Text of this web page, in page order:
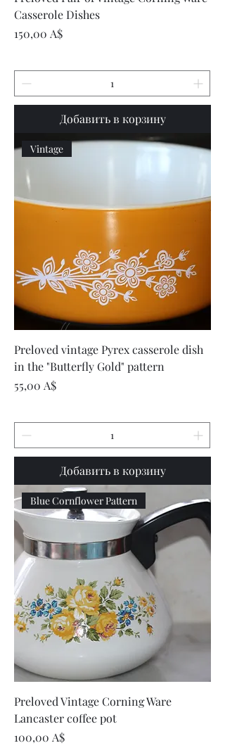
Casserole Dishes
Цена
150,00 A$
Добавить в корзину
Vintage
Preloved vintage Pyrex casserole dish
in the "Butterfly Gold" pattern
Цена
55,00 A$
Добавить в корзину
Blue Cornflower Pattern
Preloved Vintage Corning Ware
Lancaster coffee pot
Цена
100,00 A$